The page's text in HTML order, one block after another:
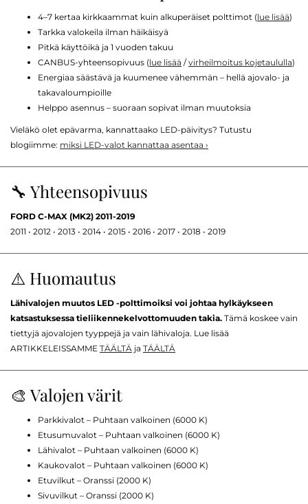
4–7 kertaa kirkkaammat kuin alkuperäiset polttimot (lue lisää)
Tarkka valokeila ilman häikäisyä
Pitkä käyttöikä ja 1 vuoden takuu
CANBUS-yhteensopivuus (lue lisää /virheilmoitus kojetaululla)
Energiaa säästävä ja kuumenee vähemmän – hellä ajovalo- ja
takavaloumpioille
Helppo asennus – suoraan sopivat ilman muutoksia
Vieläkö olet epävarma, kannattaako LED-päivitys? Tutustu
blogiimme: miksi LED-valot kannattaa asentaa ›
🔧 Yhteensopivuus
FORD C-MAX (MK2) 2011-2019
2011 • 2012 • 2013 • 2014 • 2015 • 2016 • 2017 • 2018 • 2019
⚠️ Huomautus
Lähivalojen muutos LED -polttimoiksi voi johtaa hylkäykseen
katsastuksessa tieliikennekelvottomuuden takia. Tämä koskee vain
tiettyjä ajovalojen tyyppejä ja vain lähivaloja. Lue lisää
ARTIKKELEISSAMME TÄÄLTÄ ja TÄÄLTÄ
🎨 Valojen värit
Parkkivalot – Puhtaan valkoinen (6000 K)
Etusumuvalot – Puhtaan valkoinen (6000 K)
Lähivalot – Puhtaan valkoinen (6000 K)
Kaukovalot – Puhtaan valkoinen (6000 K)
Etuvilkut – Oranssi (2000 K)
Sivuvilkut – Oranssi (2000 K)